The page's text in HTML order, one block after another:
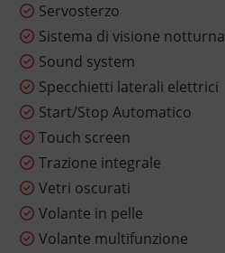
Servosterzo
Sistema di visione notturna
Sound system
Specchietti laterali elettrici
Start/Stop Automatico
Touch screen
Trazione integrale
Vetri oscurati
Volante in pelle
Volante multifunzione